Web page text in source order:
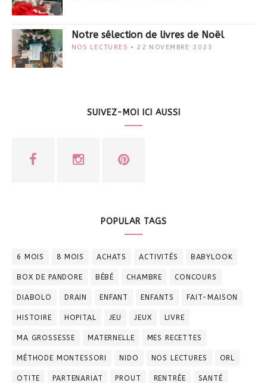
Notre sélection de livres de Noël
NOS LECTURES 22 NOVEMBRE 2023
SUIVEZ-MOI ICI AUSSI
POPULAR TAGS
6 MOIS 8 MOIS ACHATS ACTIVITÉS BABYLOOK
BOX DE PANDORE BÉBÉ CHAMBRE CONCOURS
DIABOLO DRAIN ENFANT ENFANTS FAIT-MAISON
HISTOIRE HOPITAL JEU JEUX LIVRE
MA GROSSESSE MATERNELLE MES RECETTES
MÉTHODE MONTESSORI NIDO NOS LECTURES ORL
OTITE PARTENARIAT PROUT RENTRÉE SANTÉ